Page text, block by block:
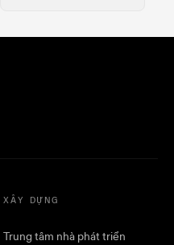
XÂY DỰNG
Trung tâm nhà phát triển